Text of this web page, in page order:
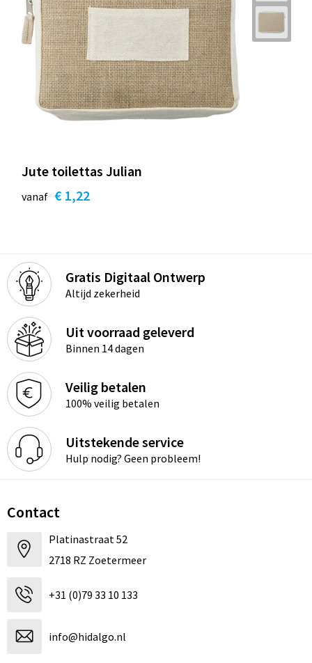
Jute toilettas Julian
vanaf € 1,22
Gratis Digitaal Ontwerp
Altijd zekerheid
Uit voorraad geleverd
Binnen 14 dagen
Veilig betalen
100% veilig betalen
Uitstekende service
Hulp nodig? Geen probleem!
Contact
Platinastraat 52
2718 RZ Zoetermeer
+31 (0)79 33 10 133
info@hidalgo.nl